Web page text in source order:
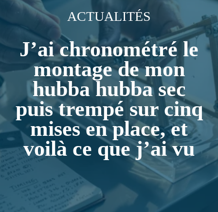
ACTUALITÉS
J’ai chronométré le
montage de mon
hubba hubba sec
puis trempé sur cinq
mises en place, et
voilà ce que j’ai vu